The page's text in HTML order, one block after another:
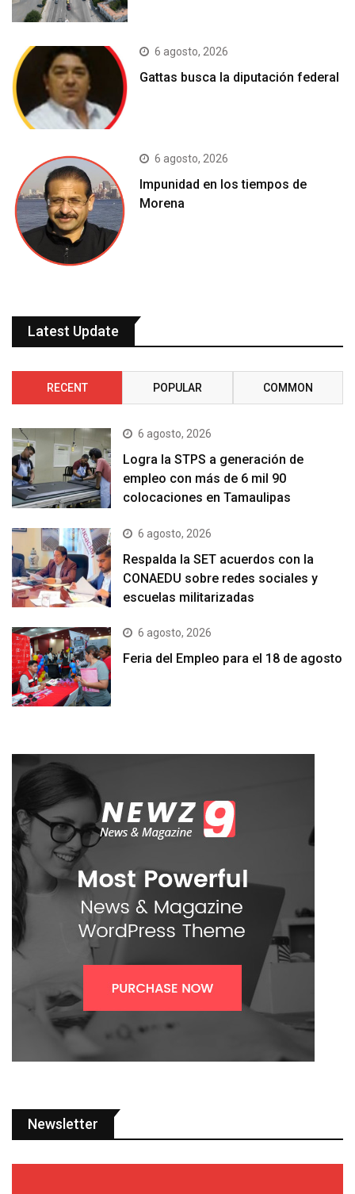
6 agosto, 2026
Gattas busca la diputación federal
6 agosto, 2026
Impunidad en los tiempos de
Morena
Latest Update
RECENT POPULAR COMMON
6 agosto, 2026
Logra la STPS a generación de
empleo con más de 6 mil 90
colocaciones en Tamaulipas
6 agosto, 2026
Respalda la SET acuerdos con la
CONAEDU sobre redes sociales y
escuelas militarizadas
6 agosto, 2026
Feria del Empleo para el 18 de agosto
Newsletter